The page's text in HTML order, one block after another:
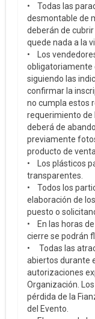
• Todas las
desmontable de
deberán de
quede nada a la
• Los
obligatoriamente
siguiendo las
confirmar la
no cumpla estos
requerimiento de
deberá de
previamente
producto de
• Los plásticos
transparentes.
• Todos los
elaboración de
puesto o
• En las horas
cierre se podrán
• Todas las
abiertos durante
autorizaciones
Organización.
pérdida de la
del Evento.